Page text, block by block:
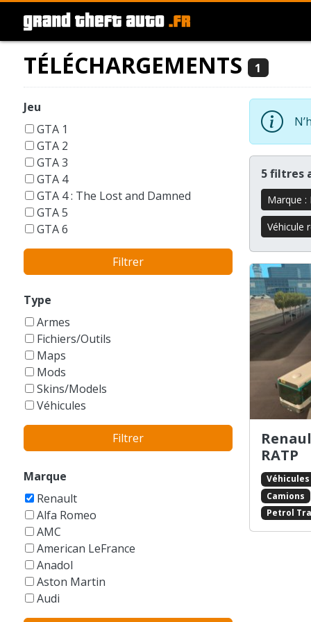
TÉLÉCHARGEMENTS 1
Jeu
GTA 1
GTA 2
GTA 3
GTA 4
GTA 4 : The Lost and Damned
GTA 5
GTA 6
GTA Liberty City Stories
GTA London 1969
GTA San Andreas
GTA Vice City
Filtrer
Type
Armes
Fichiers/Outils
Maps
Mods
Skins/Models
Véhicules
Filtrer
Marque
Renault
Alfa Romeo
AMC
American LeFrance
Anadol
Aston Martin
Audi
Austin
5 filtres
Marque :
Véhicule
RATP
Véhicules
Camions
Petrol